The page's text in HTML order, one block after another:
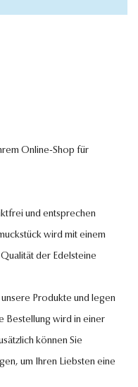
Online-Shop für
und entsprechen
wird mit einem
der Edelsteine
Produkte und legen
Bestellung wird in einer
können Sie
um Ihren Liebsten eine